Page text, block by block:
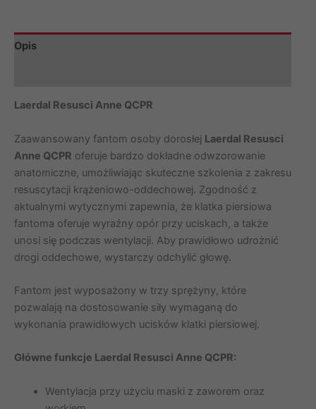
postać
Opis
Laerdal Resusci Anne QCPR
Zaawansowany fantom osoby dorosłej Laerdal Resusci
Anne QCPR oferuje bardzo dokładne odwzorowanie
anatomiczne, umożliwiając skuteczne szkolenia z zakresu
resuscytacji krążeniowo-oddechowej. Zgodność z
aktualnymi wytycznymi zapewnia, że klatka piersiowa
fantoma oferuje wyraźny opór przy uciskach, a także
unosi się podczas wentylacji. Aby prawidłowo udrożnić
drogi oddechowe, wystarczy odchylić głowę.
Fantom jest wyposażony w trzy sprężyny, które
pozwalają na dostosowanie siły wymaganą do
wykonania prawidłowych ucisków klatki piersiowej.
Główne funkcje Laerdal Resusci Anne QCPR:
Wentylacja przy użyciu maski z zaworem oraz